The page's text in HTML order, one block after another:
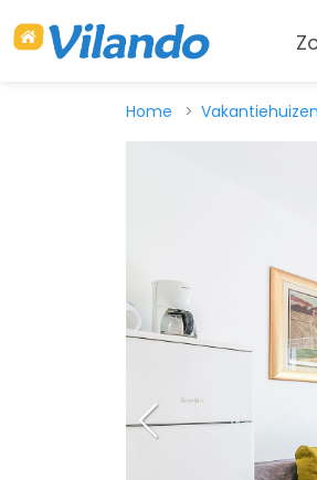
Home Vakantiehuizen